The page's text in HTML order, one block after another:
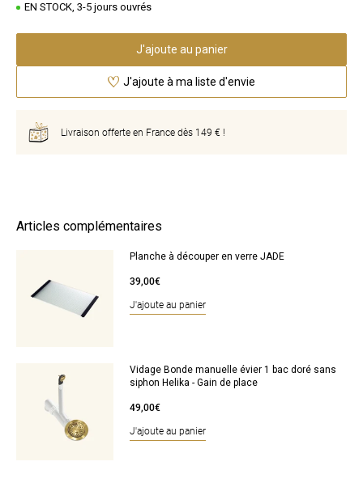
EN STOCK, 3-5 jours ouvrés
J'ajoute au panier
J'ajoute à ma liste d'envie
Livraison offerte en France dès 149 € !
Articles complémentaires
Planche à découper en verre JADE
39,00€
J'ajoute au panier
Vidage Bonde manuelle évier 1 bac doré sans
siphon Helika - Gain de place
49,00€
J'ajoute au panier